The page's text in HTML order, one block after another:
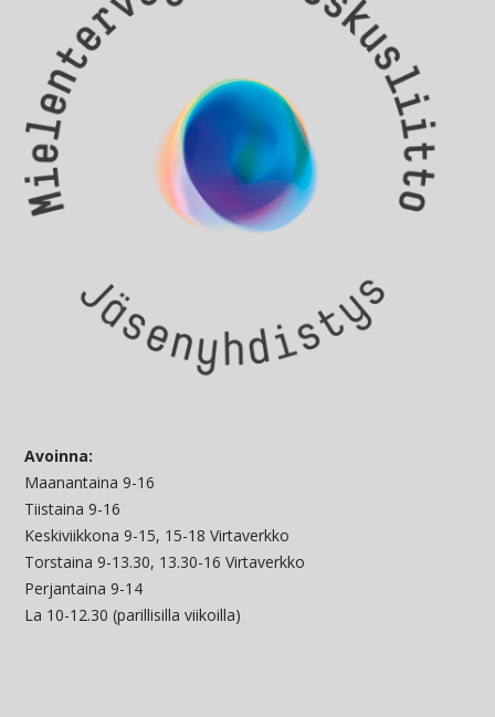
Avoinna:
Maanantaina 9-16
Tiistaina 9-16
Keskiviikkona 9-15, 15-18 Virtaverkko
Torstaina 9-13.30, 13.30-16 Virtaverkko
Perjantaina 9-14
La 10-12.30 (parillisilla viikoilla)